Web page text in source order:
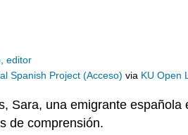
editor
Spanish Project (Acceso) via KU Open
Sara, una emigrante
de comprensión.